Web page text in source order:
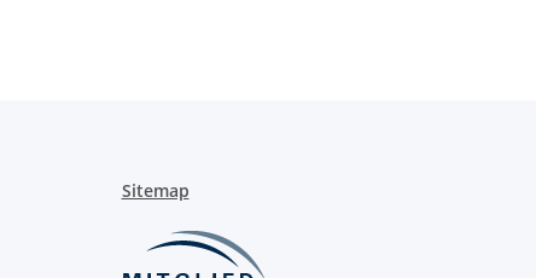
Sitemap